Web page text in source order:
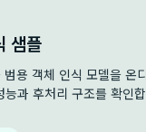
샘플
용 객체 인식 모델을 온
능과 후처리 구조를 확인